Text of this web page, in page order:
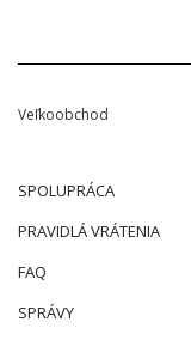
Veľkoobchod
SPOLUPRÁCA
PRAVIDLÁ VRÁTENIA
FAQ
SPRÁVY